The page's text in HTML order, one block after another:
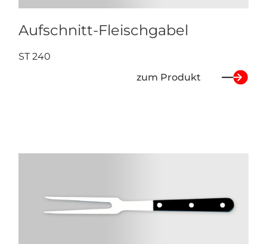
Aufschnitt-Fleischgabel
ST 240
zum Produkt